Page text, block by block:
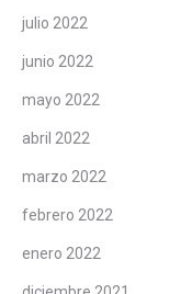
julio 2022
junio 2022
mayo 2022
abril 2022
marzo 2022
febrero 2022
enero 2022